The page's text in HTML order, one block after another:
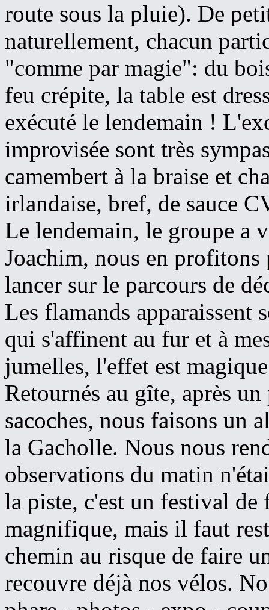
route sous la pluie). De
naturellement, chacun
"comme par magie": du
feu crépite, la table est
exécuté le lendemain !
improvisée sont très
camembert à la braise et
irlandaise, bref, de sauce
Le lendemain, le groupe a
Joachim, nous en
lancer sur le parcours de
Les flamands apparaissent
qui s'affinent au fur et à
jumelles, l'effet est
Retournés au gîte, après
sacoches, nous faisons un
la Gacholle. Nous nous
observations du matin
la piste, c'est un festival de
magnifique, mais il faut
chemin au risque de faire
recouvre déjà nos vélos.